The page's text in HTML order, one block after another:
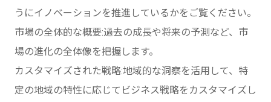
うにイノベーションを推進しているかをご覧ください。
市場の全体的な概要:過去の成長や将来の予測など、市
場の進化の全体像を把握します。
カスタマイズされた戦略:地域的な洞察を活用して、特
定の地域の特性に応じてビジネス戦略をカスタマイズし